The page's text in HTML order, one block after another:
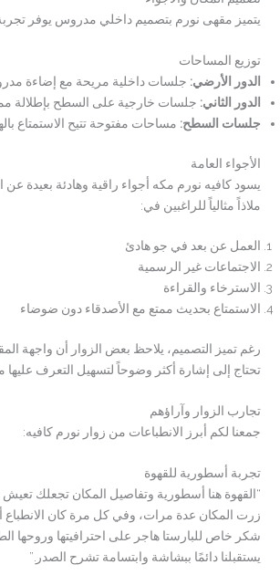
يتميز مقهى نورم بتصميم داخلي مدروس يوفر
توزيع المساحات
الدور الأرضي: جلسات داخلية مريحة مع إضاءة
الدور الثاني: جلسات خارجية على السطح بإطلالة
جلسات السطح: مساحات مفتوحة تتيح الاستمتاع
الأجواء العامة
يسود کافیه نورم مکه أجواء راقية وهادئة بعيدة عن
ملاذاً مثالياً للراغبين في:
العمل عن بعد في جو هادئ
الاجتماعات غير الرسمية
الاسترخاء والقراءة
الاستمتاع بحديث ممتع مع الأصدقاء دون ضوضاء
رغم تميز التصميم، يلاحظ بعض الزوار أن واجهة
تحتاج إلى إشارة أكثر وضوحاً لتسهيل التعرف عليها
تجارب الزوار وآراؤهم
جمعنا لكم أبرز الانطباعات من زوار نورم كافيه:
تجربة أسطورية للقهوة
“القهوة هنا أسطورية وتفاصيل المكان تجعلك تعيش
زرت المكان عدة مرات، وفي كل مرة كان الانطباع
شكر خاص للبارستا هاجر على احترافيتها وروحها
يستقبلنا دائمًا ببشاشة وابتسامة تشرح الصدر.”